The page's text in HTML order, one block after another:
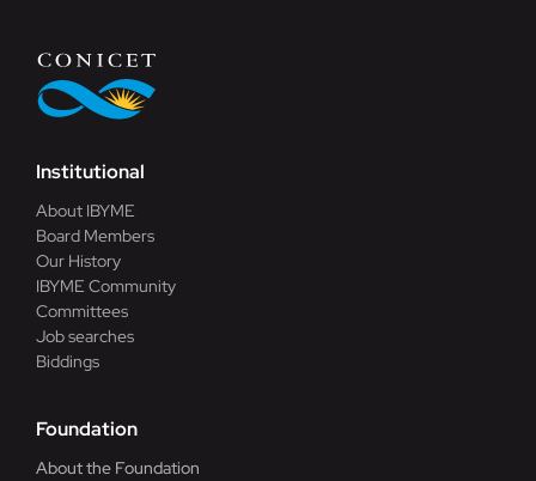
Institutional
About IBYME
Board Members
Our History
IBYME Community
Committees
Job searches
Biddings
Foundation
About the Foundation